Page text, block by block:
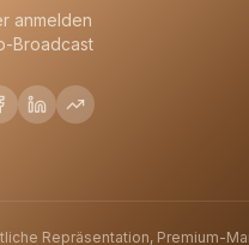
anmelden
Broadcast
Repräsentation, Premium-